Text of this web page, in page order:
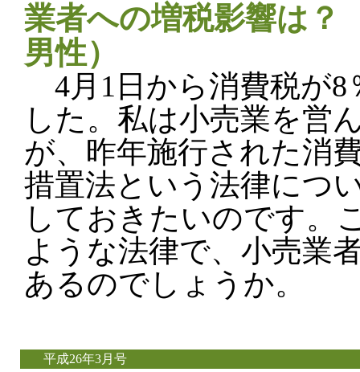
業者への増税影響は？
男性）
4月1日から消費税が8
した。私は小売業を営
が、昨年施行された消
措置法という法律につ
しておきたいのです。
ような法律で、小売業
あるのでしょうか。
平成26年3月号